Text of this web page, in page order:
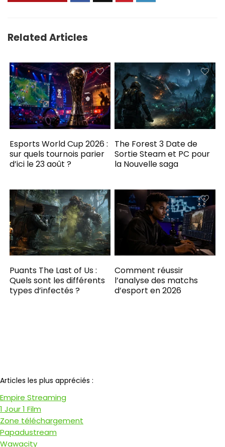
Related Articles
Esports World Cup 2026 :
sur quels tournois parier
d’ici le 23 août ?
The Forest 3 Date de
Sortie Steam et PC pour
la Nouvelle saga
Puants The Last of Us :
Quels sont les différents
types d’infectés ?
Comment réussir
l’analyse des matchs
d’esport en 2026
Articles les plus appréciés :
Empire Streaming
1 Jour 1 Film
Zone téléchargement
Papadustream
Wawacity